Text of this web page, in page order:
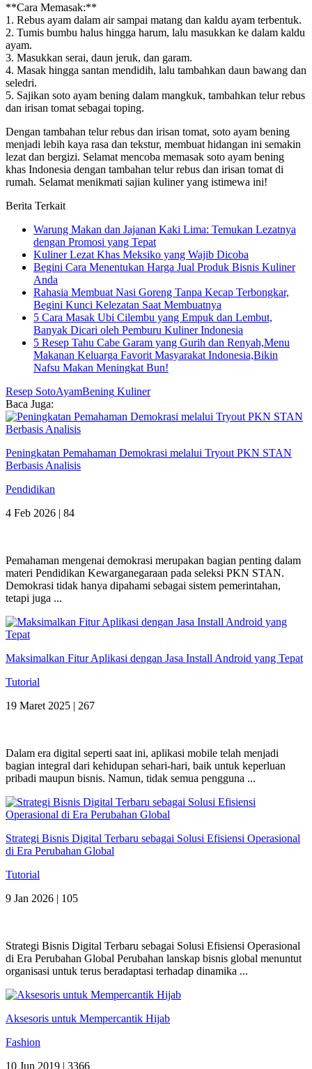
**Cara Memasak:**
1. Rebus ayam dalam air sampai matang dan kaldu ayam terbentuk.
2. Tumis bumbu halus hingga harum, lalu masukkan ke dalam kaldu
ayam.
3. Masukkan serai, daun jeruk, dan garam.
4. Masak hingga santan mendidih, lalu tambahkan daun bawang dan
seledri.
5. Sajikan soto ayam bening dalam mangkuk, tambahkan telur rebus
dan irisan tomat sebagai toping.
Dengan tambahan telur rebus dan irisan tomat, soto ayam bening
menjadi lebih kaya rasa dan tekstur, membuat hidangan ini semakin
lezat dan bergizi. Selamat mencoba memasak soto ayam bening
khas Indonesia dengan tambahan telur rebus dan irisan tomat di
rumah. Selamat menikmati sajian kuliner yang istimewa ini!
Berita Terkait
Warung Makan dan Jajanan Kaki Lima: Temukan Lezatnya
dengan Promosi yang Tepat
Kuliner Lezat Khas Meksiko yang Wajib Dicoba
Begini Cara Menentukan Harga Jual Produk Bisnis Kuliner
Anda
Rahasia Membuat Nasi Goreng Tanpa Kecap Terbongkar,
Begini Kunci Kelezatan Saat Membuatnya
5 Cara Masak Ubi Cilembu yang Empuk dan Lembut,
Banyak Dicari oleh Pemburu Kuliner Indonesia
5 Resep Tahu Cabe Garam yang Gurih dan Renyah,Menu
Makanan Keluarga Favorit Masyarakat Indonesia,Bikin
Nafsu Makan Meningkat Bun!
Resep SotoAyamBening Kuliner
Baca Juga:
Peningkatan Pemahaman Demokrasi melalui Tryout PKN STAN
Berbasis Analisis
Pendidikan
4 Feb 2026 | 84
Pemahaman mengenai demokrasi merupakan bagian penting dalam
materi Pendidikan Kewarganegaraan pada seleksi PKN STAN.
Demokrasi tidak hanya dipahami sebagai sistem pemerintahan,
tetapi juga ...
Maksimalkan Fitur Aplikasi dengan Jasa Install Android yang Tepat
Tutorial
19 Maret 2025 | 267
Dalam era digital seperti saat ini, aplikasi mobile telah menjadi
bagian integral dari kehidupan sehari-hari, baik untuk keperluan
pribadi maupun bisnis. Namun, tidak semua pengguna ...
Strategi Bisnis Digital Terbaru sebagai Solusi Efisiensi Operasional
di Era Perubahan Global
Tutorial
9 Jan 2026 | 105
Strategi Bisnis Digital Terbaru sebagai Solusi Efisiensi Operasional
di Era Perubahan Global Perubahan lanskap bisnis global menuntut
organisasi untuk terus beradaptasi terhadap dinamika ...
Aksesoris untuk Mempercantik Hijab
Fashion
10 Jun 2019 | 3366